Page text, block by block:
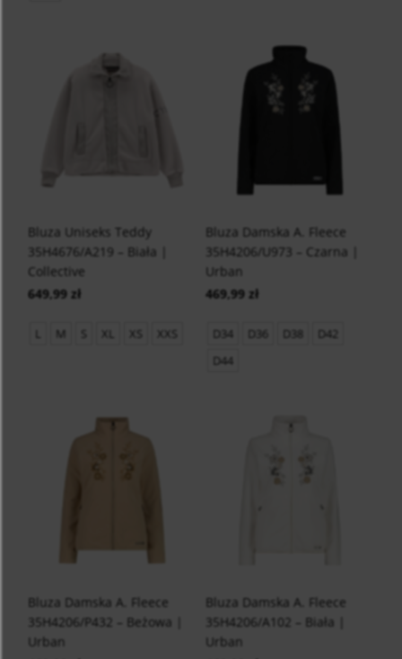
Bluza Uniseks Teddy
35H4676/A219 – Biała |
Collective
649,99 zł
L M S XL XS XXS
Bluza Damska A. Fleece
35H4206/U973 – Czarna |
Urban
469,99 zł
D34 D36 D38
D42
D44
Bluza Damska A. Fleece
35H4206/P432 – Beżowa |
Urban
Bluza Damska A. Fleece
35H4206/A102 – Biała |
Urban